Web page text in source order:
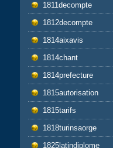
1811decompte
1812decompte
1814aixavis
1814chant
1814prefecture
1815autorisation
1815tarifs
1818turinsaorge
1825latindiplome